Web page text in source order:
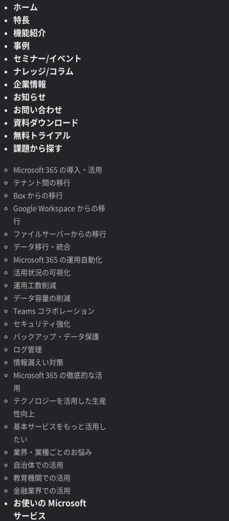
ホーム
特長
機能紹介
事例
セミナー/イベント
ナレッジ/コラム
企業情報
お知らせ
お問い合わせ
資料ダウンロード
無料トライアル
課題から探す
Microsoft 365 の導入・活用
テナント間の移行
Box からの移行
Google Workspace からの移
行
ファイルサーバーからの移行
データ移行・統合
Microsoft 365 の運用自動化
活用状況の可視化
運用工数削減
データ容量の削減
Teams コラボレーション
セキュリティ強化
バックアップ・データ保護
ログ管理
情報漏えい対策
Microsoft 365 の徹底的な活
用
テクノロジーを活用した生産
性向上
基本サービスをもっと活用し
たい
業界・業種ごとのお悩み
自治体での活用
教育機関での活用
金融業界での活用
お使いの Microsoft
サービス